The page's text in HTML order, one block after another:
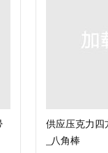
供应压克力四
_八角棒